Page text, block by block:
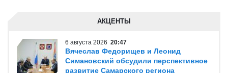
АКЦЕНТЫ
6 августа 2026 20:47
Вячеслав Федорищев и Леонид
Симановский обсудили перспективное
развитие Самарского региона